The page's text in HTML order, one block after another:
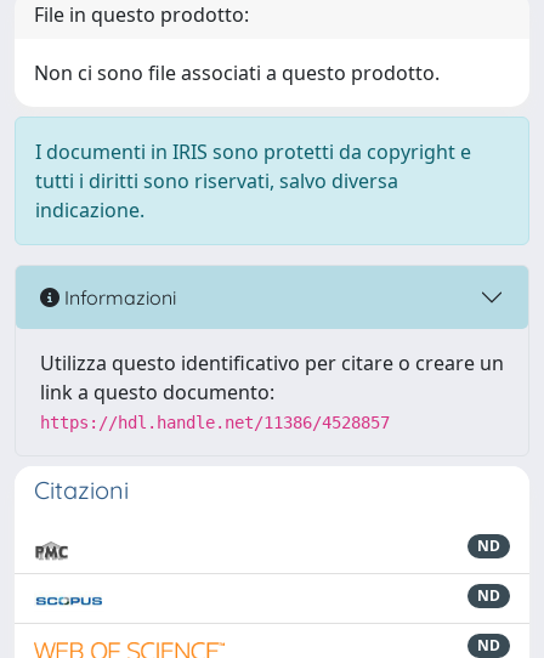
File in questo prodotto:
Non ci sono file associati a questo prodotto.
I documenti in IRIS sono protetti da copyright e
tutti i diritti sono riservati, salvo diversa
indicazione.
Informazioni
Utilizza questo identificativo per citare o creare un
link a questo documento:
https://hdl.handle.net/11386/4528857
Citazioni
ND
ND
ND